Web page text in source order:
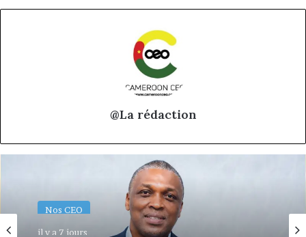
@La rédaction
Nos CEO
il y a 7 jours